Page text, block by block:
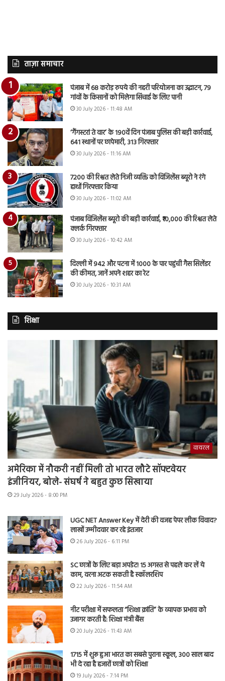
ताज़ा समाचार
पंजाब में 68 करोड़ रुपये की नहरी परियोजना का उद्घाटन, 79
गांवों के किसानों को मिलेगा सिंचाई के लिए पानी
30 July 2026 - 11:48 AM
‘गैंगस्टरां ते वार’ के 190वें दिन पंजाब पुलिस की बड़ी कार्रवाई,
641 स्थानों पर छापेमारी, 313 गिरफ्तार
30 July 2026 - 11:16 AM
7200 की रिश्वत लेते निजी व्यक्ति को विजिलेंस ब्यूरो ने रंगे
हाथों गिरफ्तार किया
30 July 2026 - 11:02 AM
पंजाब विजिलेंस ब्यूरो की बड़ी कार्रवाई, ₹10,000 की रिश्वत लेते
क्लर्क गिरफ्तार
30 July 2026 - 10:42 AM
दिल्ली में 942 और पटना में 1000 के पार पहुंची गैस सिलेंडर
की कीमत, जानें अपने शहर का रेट
30 July 2026 - 10:31 AM
शिक्षा
वायरल
अमेरिका में नौकरी नहीं मिली तो भारत लौटे सॉफ्टवेयर
इंजीनियर, बोले- संघर्ष ने बहुत कुछ सिखाया
29 July 2026 - 8:00 PM
UGC NET Answer Key में देरी की वजह पेपर लीक विवाद?
लाखों उम्मीदवार कर रहे इंतजार
26 July 2026 - 6:11 PM
SC छात्रों के लिए बड़ा अपडेट! 15 अगस्त से पहले कर लें ये
काम, वरना अटक सकती है स्कॉलरशिप
22 July 2026 - 11:54 AM
नीट परीक्षा में सफलता “शिक्षा क्रांति” के व्यापक प्रभाव को
उजागर करती है: शिक्षा मंत्री बैंस
20 July 2026 - 11:43 AM
1715 में शुरू हुआ भारत का सबसे पुराना स्कूल, 300 साल बाद
भी दे रहा है हजारों छात्रों को शिक्षा
19 July 2026 - 7:14 PM